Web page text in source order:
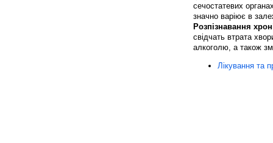
сечостатевих
значно варіює в
Розпізнавання
свідчать втрата
алкоголю, а також
Лікування та